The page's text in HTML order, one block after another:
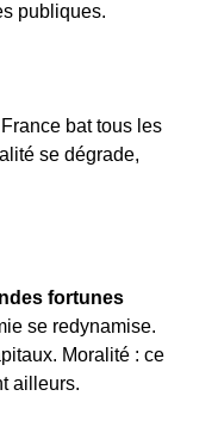
publiques.
bat tous les
se dégrade,
fortunes
se redynamise.
Moralité : ce
ailleurs.